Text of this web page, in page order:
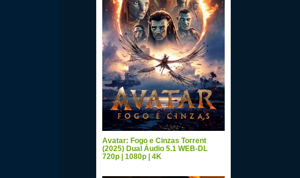
Avatar: Fogo e Cinzas Torrent
(2025) Dual Áudio 5.1 WEB-DL
720p | 1080p | 4K